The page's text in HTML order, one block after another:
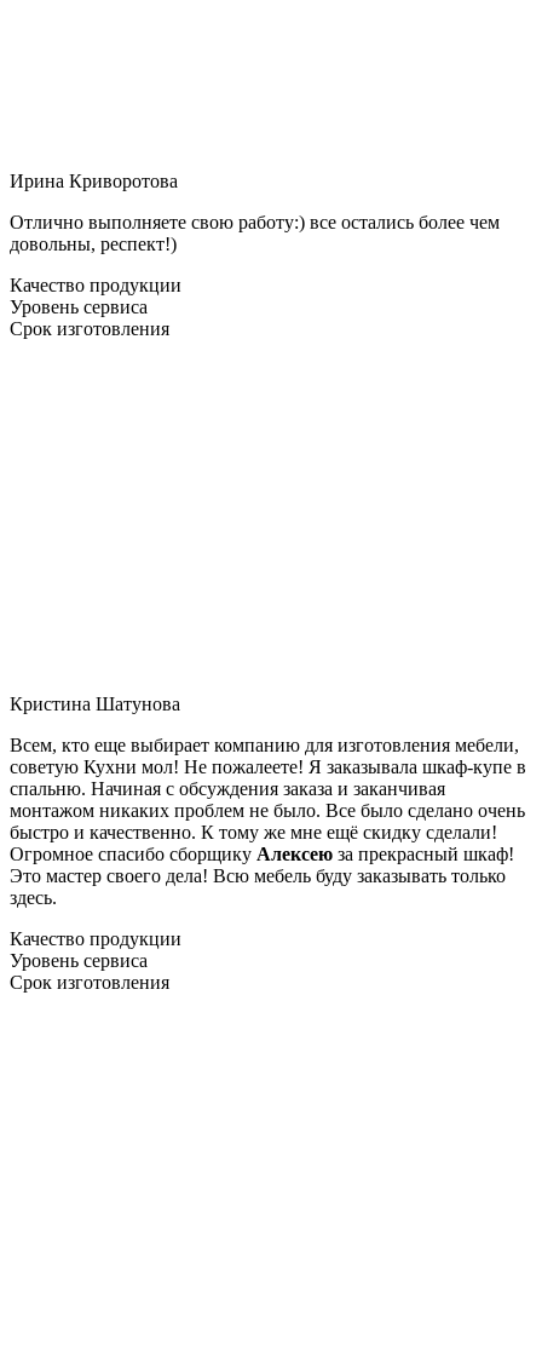
Ирина Криворотова
Отлично выполняете свою работу:) все остались более чем
довольны, респект!)
Качество продукции
Уровень сервиса
Срок изготовления
Кристина Шатунова
Всем, кто еще выбирает компанию для изготовления мебели,
советую Кухни мол! Не пожалеете! Я заказывала шкаф-купе в
спальню. Начиная с обсуждения заказа и заканчивая
монтажом никаких проблем не было. Все было сделано очень
быстро и качественно. К тому же мне ещё скидку сделали!
Огромное спасибо сборщику Алексею за прекрасный шкаф!
Это мастер своего дела! Всю мебель буду заказывать только
здесь.
Качество продукции
Уровень сервиса
Срок изготовления